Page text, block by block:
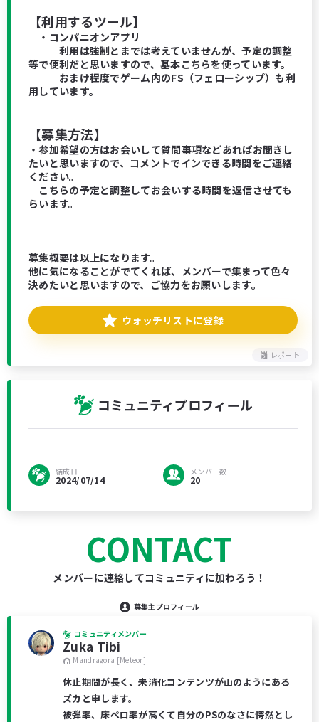
【利用するツール】
・コンパニオンアプリ
利用は強制とまでは考えていませんが、予定の調整
等で便利だと思いますので、基本こちらを使っています。
おまけ程度でゲーム内のFS（フェローシップ）も利
用しています。
【募集方法】
・参加希望の方はお会いして質問事項などあればお聞きし
たいと思いますので、コメントでインできる時間をご連絡
ください。
こちらの予定と調整してお会いする時間を返信させても
らいます。
募集概要は以上になります。
他に気になることがでてくれば、メンバーで集まって色々
決めたいと思いますので、ご協力をお願いします。
レポート
ウォッチリストに登録
コミュニティプロフィール
結成日
2024/07/14
メンバー数
20
CONTACT
メンバーに連絡してコミュニティに加わろう！
募集主プロフィール
コミュニティメンバー
Zuka Tibi
Mandragora [Meteor]
休止期間が長く、未消化コンテンツが山のようにある
ズカと申します。
被弾率、床ペロ率が高くて自分のPSのなさに愕然とし